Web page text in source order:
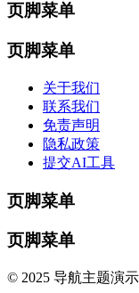
页脚菜单
页脚菜单
关于我们
联系我们
免责声明
隐私政策
提交AI工具
页脚菜单
页脚菜单
© 2025 导航主题演